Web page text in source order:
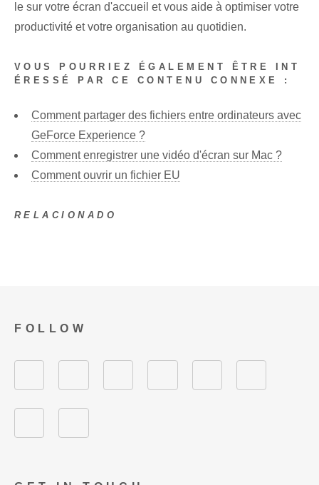
le sur votre écran d'accueil et vous aide à optimiser votre
productivité et votre organisation au quotidien. ⁤
VOUS POURRIEZ ÉGALEMENT ÊTRE INT
ÉRESSÉ PAR CE CONTENU CONNEXE :
Comment partager des fichiers entre ordinateurs avec
GeForce Experience ?
Comment enregistrer une vidéo d'écran sur Mac ?
Comment ouvrir un fichier EU
RELACIONADO
FOLLOW